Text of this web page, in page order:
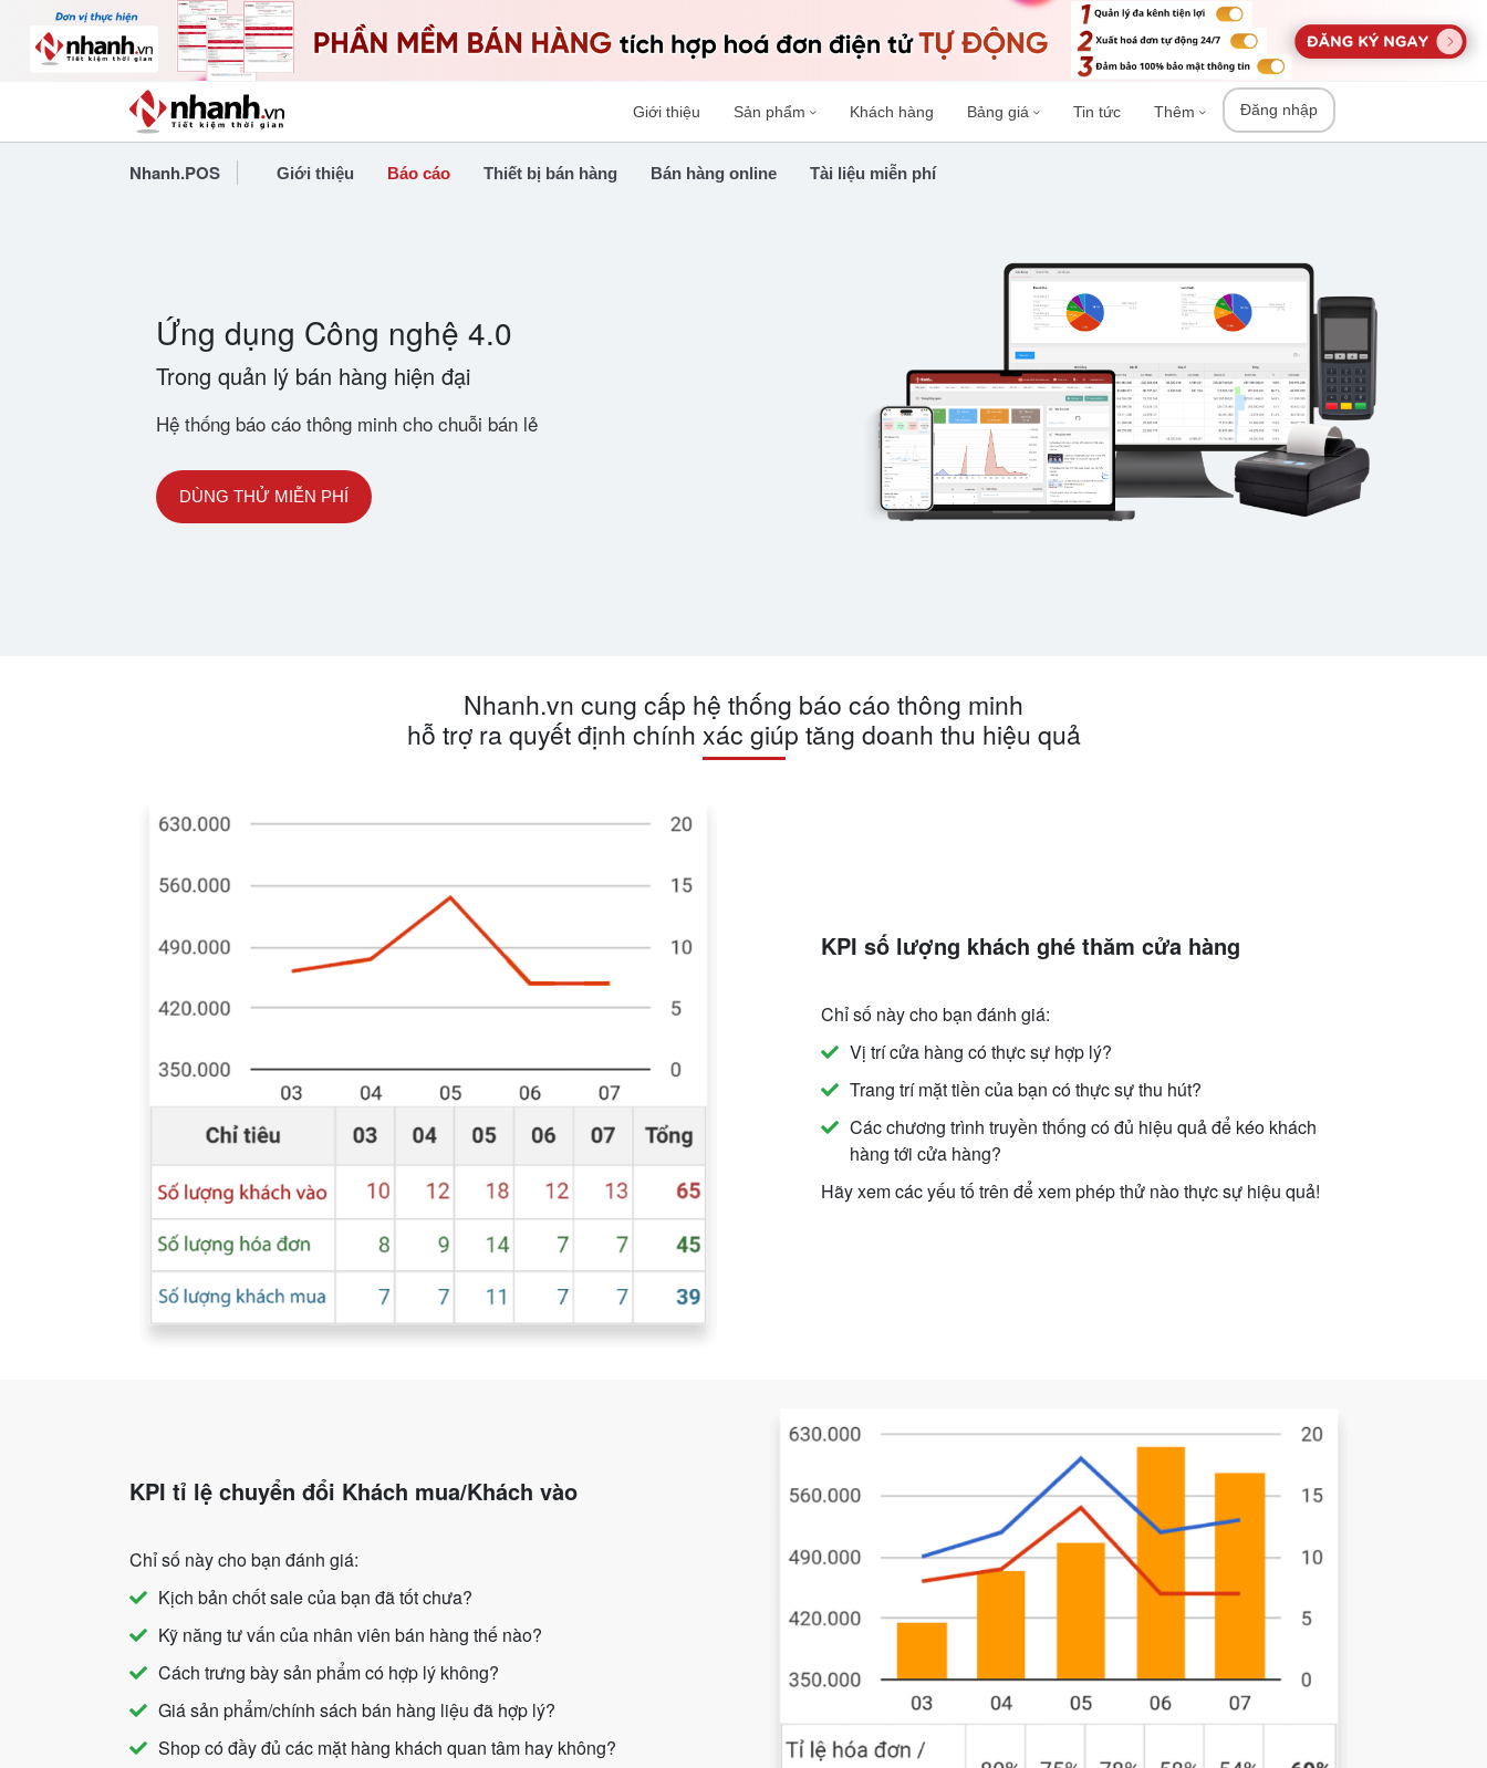
Giới thiệu Sản phẩm Khách hàng Bảng giá Tin tức Thêm Đăng nhập
Nhanh.POS Giới thiệu Báo cáo Thiết bị bán hàng Bán hàng online Tài liệu miễn phí
Ứng dụng Công nghệ 4.0
Trong quản lý bán hàng hiện đại
Hệ thống báo cáo thông minh cho chuỗi bán lẻ
DÙNG THỬ MIỄN PHÍ
Nhanh.vn cung cấp hệ thống báo cáo thông minh
hỗ trợ ra quyết định chính xác giúp tăng doanh thu hiệu quả
KPI số lượng khách ghé thăm cửa hàng
Chỉ số này cho bạn đánh giá:
Vị trí cửa hàng có thực sự hợp lý?
Trang trí mặt tiền của bạn có thực sự thu hút?
Các chương trình truyền thống có đủ hiệu quả để kéo khách
hàng tới cửa hàng?
Hãy xem các yếu tố trên để xem phép thử nào thực sự hiệu quả!
KPI tỉ lệ chuyển đổi Khách mua/Khách vào
Chỉ số này cho bạn đánh giá:
Kịch bản chốt sale của bạn đã tốt chưa?
Kỹ năng tư vấn của nhân viên bán hàng thế nào?
Cách trưng bày sản phẩm có hợp lý không?
Giá sản phẩm/chính sách bán hàng liệu đã hợp lý?
Shop có đầy đủ các mặt hàng khách quan tâm hay không?